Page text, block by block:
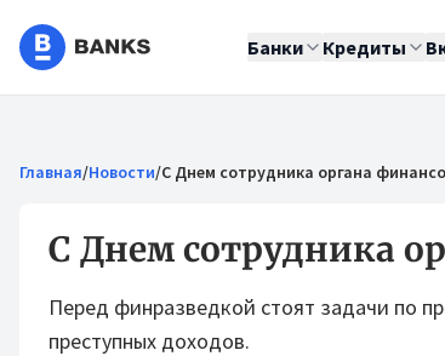
Банки Кредиты
Главная/Новости/С Днем сотрудника органа
С Днем сотрудника
Перед финразведкой стоят задачи по
преступных доходов.